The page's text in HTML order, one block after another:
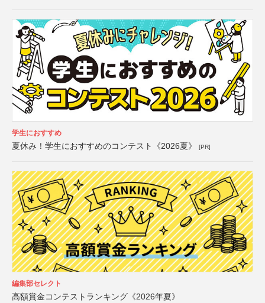
学生におすすめ
夏休み！学生におすすめのコンテスト《2026夏》 [PR]
編集部セレクト
高額賞金コンテストランキング《2026年夏》